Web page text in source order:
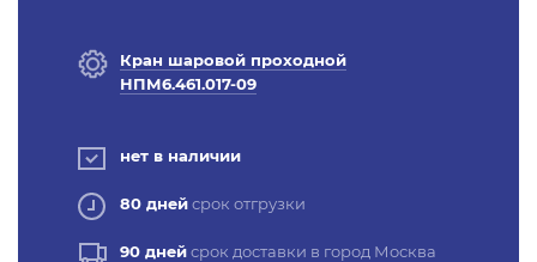
Кран шаровой проходной
НПМ6.461.017-09
нет в наличии
80 днейсрок отгрузки
90 днейсрок доставки в город Москва